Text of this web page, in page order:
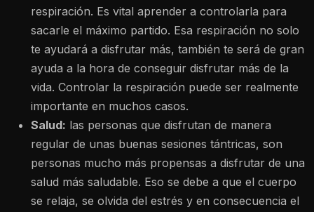
respiración. Es vital aprender a controlarla para
sacarle el máximo partido. Esa respiración no solo
te ayudará a disfrutar más, también te será de gran
ayuda a la hora de conseguir disfrutar más de la
vida. Controlar la respiración puede ser realmente
importante en muchos casos.
Salud: las personas que disfrutan de manera
regular de unas buenas sesiones tántricas, son
personas mucho más propensas a disfrutar de una
salud más saludable. Eso se debe a que el cuerpo
se relaja, se olvida del estrés y en consecuencia el